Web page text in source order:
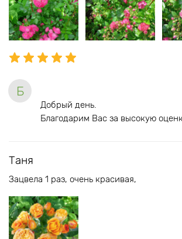
Б
Добрый день.
Благодарим Вас за высокую
Таня
Зацвела 1 раз, очень красивая,